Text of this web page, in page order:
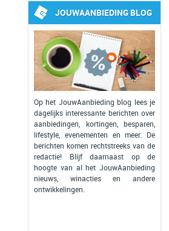
JOUWAANBIEDING BLOG
Op het JouwAanbieding blog lees je
dagelijks interessante berichten over
aanbiedingen, kortingen, besparen,
lifestyle, evenementen en meer. De
berichten komen rechtstreeks van de
redactie! Blijf daarnaast op de
hoogte van al het JouwAanbieding
nieuws, winacties en andere
ontwikkelingen.